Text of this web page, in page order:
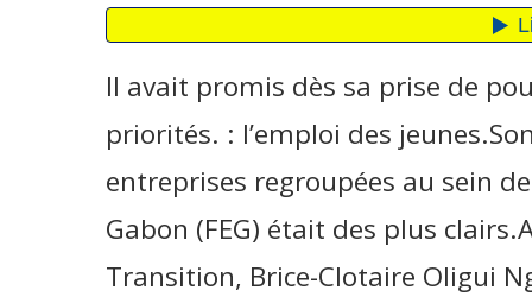
Il avait promis dès sa prise de
priorités. : l’emploi des
entreprises regroupées au sein
Gabon (FEG) était des plus
Transition, Brice-Clotaire Oligui